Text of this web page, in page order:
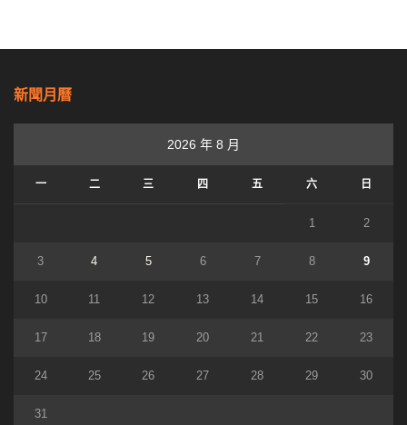
新聞月曆
2026 年 8 月
一 二 三 四 五 六 日
1 2
3 4 5 6 7 8 9
10 11 12 13 14 15 16
17 18 19 20 21 22 23
24 25 26 27 28 29 30
31